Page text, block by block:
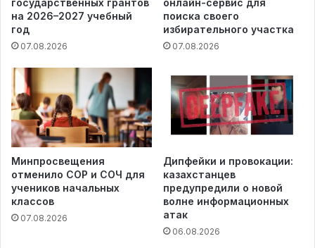
на 2026–2027 учебный
год
07.08.2026
поиска своего
избирательного участка
07.08.2026
Минпросвещения
отменило СОР и СОЧ для
учеников начальных
классов
07.08.2026
Дипфейки и провокации:
казахстанцев
предупредили о новой
волне информационных
атак
06.08.2026